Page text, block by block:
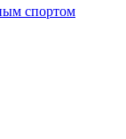
спортом